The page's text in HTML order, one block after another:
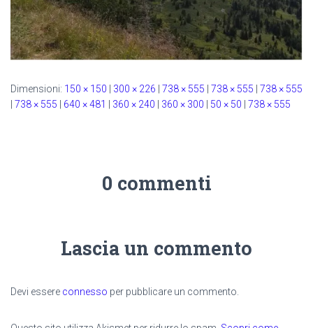
Dimensioni: 150 × 150 300 × 226 738 × 555 738 × 555
738 × 555
738 × 555 640 × 481 360 × 240 360 × 300 50 × 50 738 × 555
0 commenti
Lascia un commento
Devi essere connesso per pubblicare un commento.